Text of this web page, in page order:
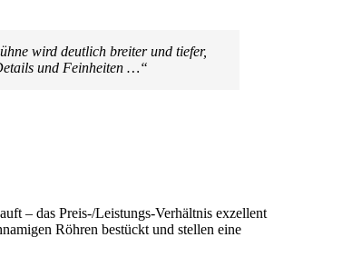
wird deutlich breiter und tiefer,
und Feinheiten …“
– das Preis-/Leistungs-Verhältnis exzellent
Röhren bestückt und stellen eine